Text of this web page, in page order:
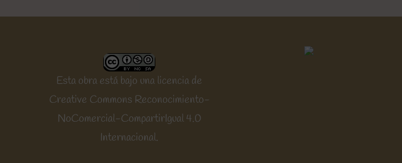
Esta obra está bajo una licencia de
Creative Commons Reconocimiento-
NoComercial-CompartirIgual 4.0
Internacional.